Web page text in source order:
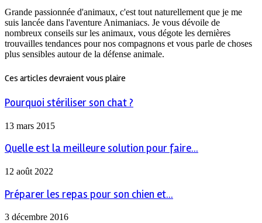
Grande passionnée d'animaux, c'est tout naturellement que je me
suis lancée dans l'aventure Animaniacs. Je vous dévoile de
nombreux conseils sur les animaux, vous dégote les dernières
trouvailles tendances pour nos compagnons et vous parle de choses
plus sensibles autour de la défense animale.
Ces articles devraient vous plaire
Pourquoi stériliser son chat ?
13 mars 2015
Quelle est la meilleure solution pour faire...
12 août 2022
Préparer les repas pour son chien et...
3 décembre 2016